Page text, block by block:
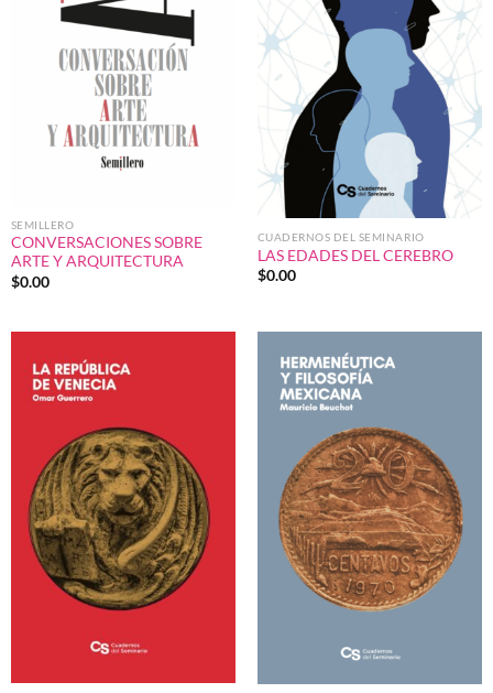
SEMILLERO
CONVERSACIONES SOBRE
ARTE Y ARQUITECTURA
$0.00
CUADERNOS DEL SEMINARIO
LAS EDADES DEL CEREBRO
$0.00